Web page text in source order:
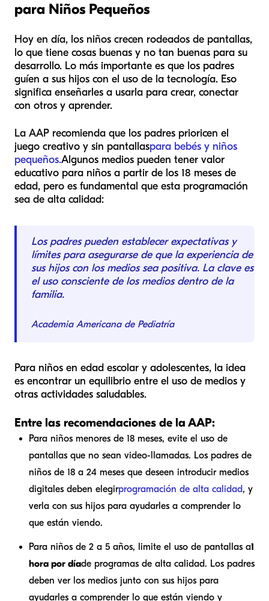
para Niños Pequeños
Hoy en día, los niños crecen rodeados de pantallas,
lo que tiene cosas buenas y no tan buenas para su
desarrollo. Lo más importante es que los padres
guíen a sus hijos con el uso de la tecnología. Eso
significa enseñarles a usarla para crear, conectar
con otros y aprender.
La AAP recomienda que los padres prioricen el
juego creativo y sin pantallaspara bebés y niños
pequeños.Algunos medios pueden tener valor
educativo para niños a partir de los 18 meses de
edad, pero es fundamental que esta programación
sea de alta calidad:
Los padres pueden establecer expectativas y
límites para asegurarse de que la experiencia de
sus hijos con los medios sea positiva. La clave es
el uso consciente de los medios dentro de la
familia.
Academia Americana de Pediatría
Para niños en edad escolar y adolescentes, la idea
es encontrar un equilibrio entre el uso de medios y
otras actividades saludables.
Entre las recomendaciones de la AAP:
Para niños menores de 18 meses, evite el uso de
pantallas que no sean video-llamadas. Los padres de
niños de 18 a 24 meses que deseen introducir medios
digitales deben elegirprogramación de alta calidad, y
verla con sus hijos para ayudarles a comprender lo
que están viendo.
Para niños de 2 a 5 años, limite el uso de pantallas a1
hora por díade programas de alta calidad. Los padres
deben ver los medios junto con sus hijos para
ayudarles a comprender lo que están viendo y